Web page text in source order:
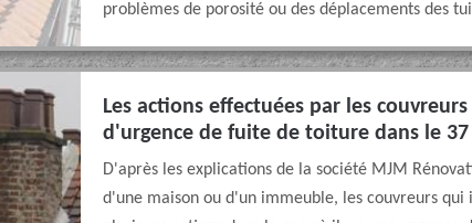
problèmes de porosité ou des déplacements des
Les actions effectuées par les
d'urgence de fuite de toiture dans le 37
D'après les explications de la société MJM
d'une maison ou d'un immeuble, les couvreurs